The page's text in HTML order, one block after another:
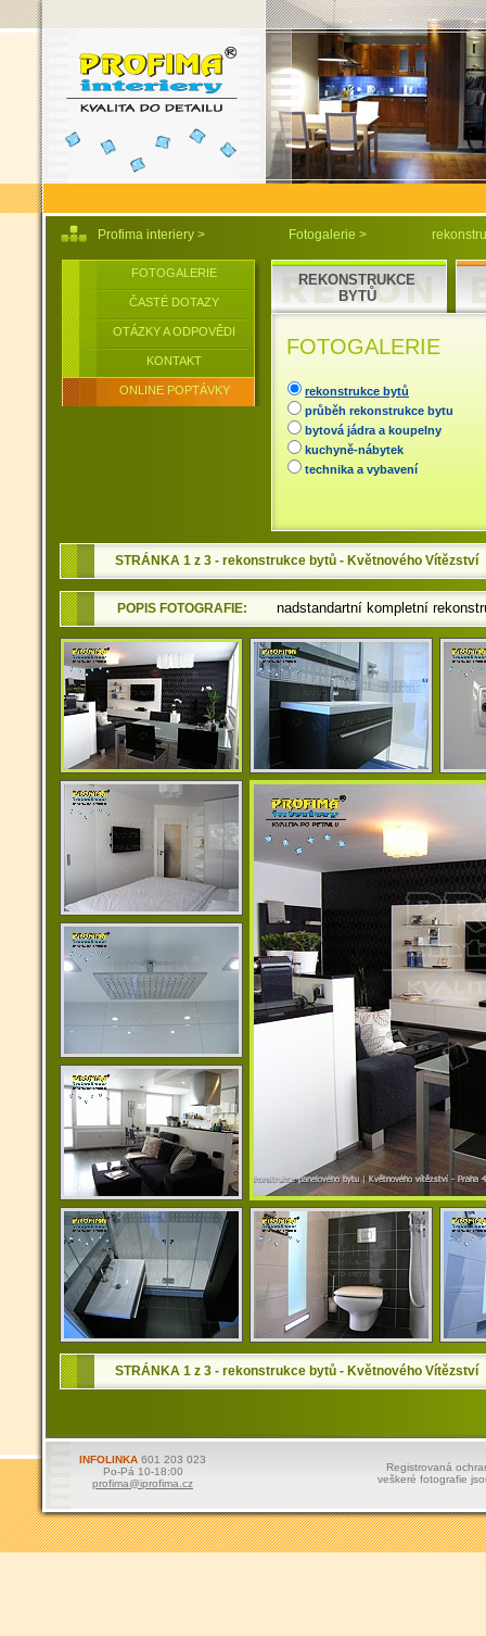
Profima interiery > Fotogalerie >
FOTOGALERIE
ČASTÉ DOTAZY
OTÁZKY A ODPOVĚDI
KONTAKT
ONLINE POPTÁVKY
REKONSTRUKCE
BYTŮ
FOTOGALERIE
rekonstrukce bytů
průběh rekonstrukce bytu
bytová jádra a koupelny
kuchyně-nábytek
technika a vybavení
STRÁNKA 1 z 3 - rekonstrukce bytů - Květnového Vítězství
POPIS FOTOGRAFIE: nadstandartní kompletní
STRÁNKA 1 z 3 - rekonstrukce bytů - Květnového Vítězství
INFOLINKA 601 203 023
Po-Pá 10-18:00
profima@iprofima.cz
Registrovaná
veškeré fotografie